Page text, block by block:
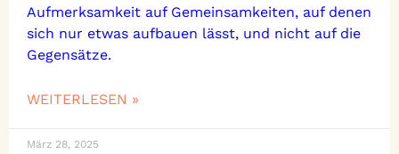
Aufmerksamkeit auf Gemeinsamkeiten, auf denen
sich nur etwas aufbauen lässt, und nicht auf die
Gegensätze.
WEITERLESEN »
März 28, 2025